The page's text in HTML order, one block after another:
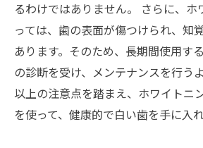
るわけではありません。 さらに、ホ
っては、歯の表面が傷つけられ、知
あります。そのため、長期間使用す
の診断を受け、メンテナンスを行う
以上の注意点を踏まえ、ホワイトニ
を使って、健康的で白い歯を手に入